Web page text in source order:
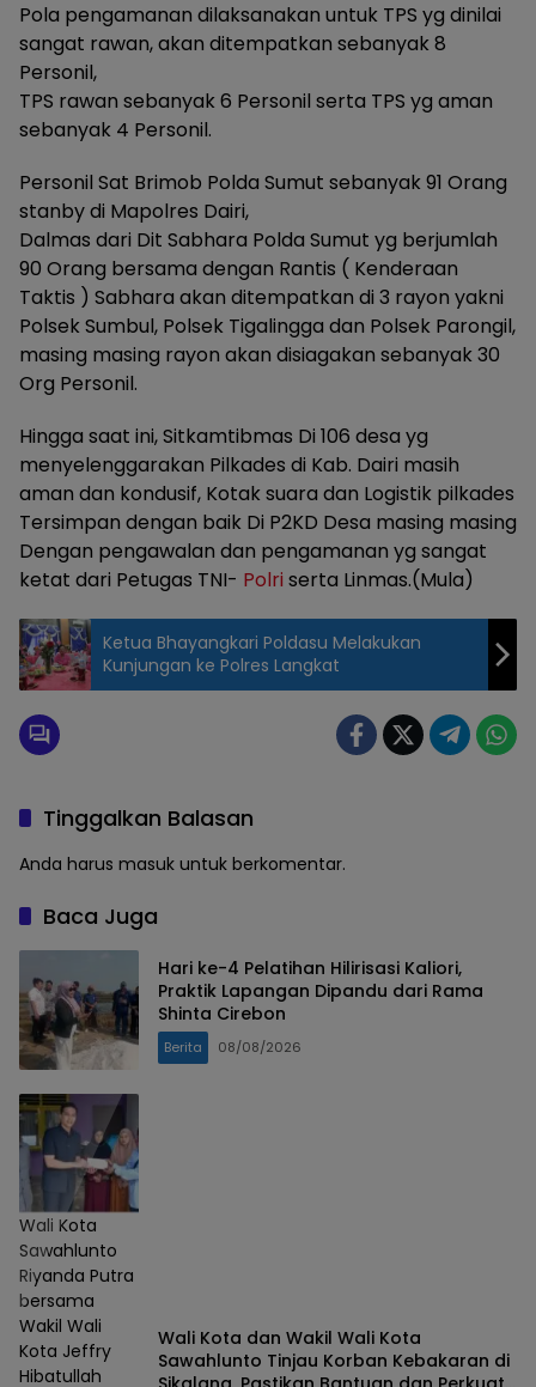
Pola pengamanan dilaksanakan untuk TPS yg dinilai
sangat rawan, akan ditempatkan sebanyak 8
Personil,
TPS rawan sebanyak 6 Personil serta TPS yg aman
sebanyak 4 Personil.
Personil Sat Brimob Polda Sumut sebanyak 91 Orang
stanby di Mapolres Dairi,
Dalmas dari Dit Sabhara Polda Sumut yg berjumlah
90 Orang bersama dengan Rantis ( Kenderaan
Taktis ) Sabhara akan ditempatkan di 3 rayon yakni
Polsek Sumbul, Polsek Tigalingga dan Polsek Parongil,
masing masing rayon akan disiagakan sebanyak 30
Org Personil.
Hingga saat ini, Sitkamtibmas Di 106 desa yg
menyelenggarakan Pilkades di Kab. Dairi masih
aman dan kondusif, Kotak suara dan Logistik pilkades
Tersimpan dengan baik Di P2KD Desa masing masing
Dengan pengawalan dan pengamanan yg sangat
ketat dari Petugas TNI- Polri serta Linmas.(Mula)
Ketua Bhayangkari Poldasu Melakukan
Kunjungan ke Polres Langkat
Tinggalkan Balasan
Anda harus masuk untuk berkomentar.
Baca Juga
Hari ke-4 Pelatihan Hilirisasi Kaliori,
Praktik Lapangan Dipandu dari Rama
Shinta Cirebon
Berita 08/08/2026
Wali Kota
Sawahlunto
Riyanda Putra
bersama
Wakil Wali
Kota Jeffry
Hibatullah
Wali Kota dan Wakil Wali Kota
Sawahlunto Tinjau Korban Kebakaran di